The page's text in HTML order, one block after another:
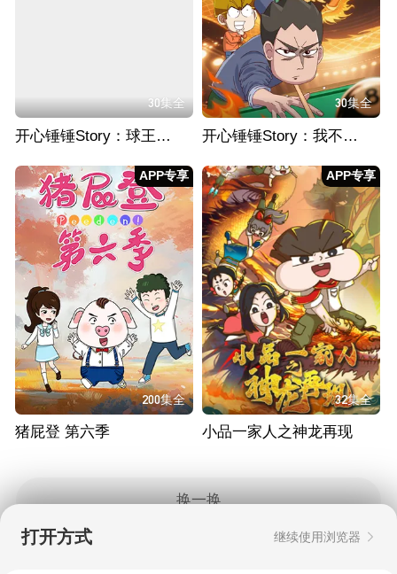
30集全
开心锤锤Story：球王归来
30集全
开心锤锤Story：我不是杆神
APP专享
200集全
猪屁登 第六季
APP专享
32集全
小品一家人之神龙再现
换一换
打开方式 继续使用浏览器